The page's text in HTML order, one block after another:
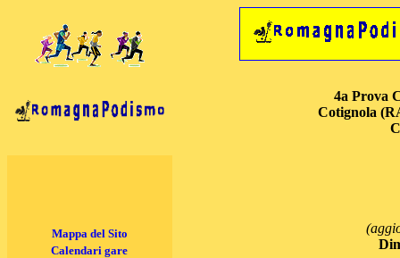
4a Prova
Cotignola
Mappa del Sito
Calendari gare